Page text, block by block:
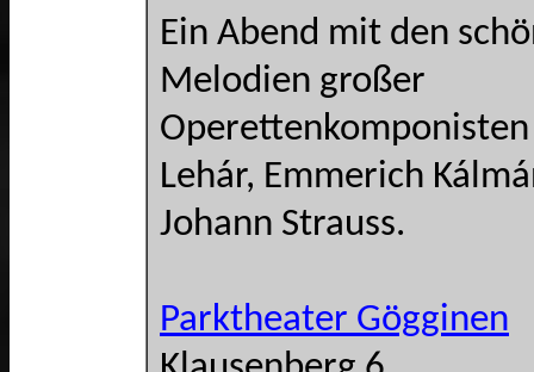
Ein Abend mit den
Melodien großer
Lehár, Emmerich
Johann Strauss.
Parktheater Gögginen